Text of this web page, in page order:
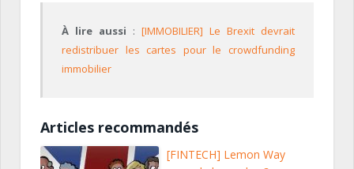
À lire aussi : [IMMOBILIER] Le Brexit devrait
redistribuer les cartes pour le crowdfunding
immobilier
Articles recommandés
[FINTECH] Lemon Way